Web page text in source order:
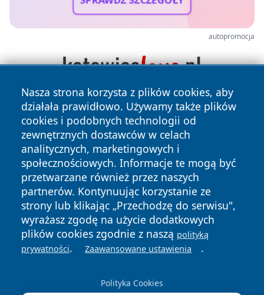
autopromocja
Nasza strona korzysta z plików cookies, aby
działała prawidłowo. Używamy także plików
cookies i podobnych technologii od
zewnętrznych dostawców w celach
analitycznych, marketingowych i
społecznościowych. Informacje te mogą być
przetwarzane również przez naszych
partnerów. Kontynuując korzystanie ze
strony lub klikając „Przechodzę do serwisu",
wyrażasz zgodę na użycie dodatkowych
plików cookies zgodnie z naszą polityką
prywatności. Zaawansowane ustawienia .
Polityka Cookies
Copyright © 2026 mojzgierz.pl Wszystkie prawa zastrzeżone.
News Autorzy
Polityka
Prywatności
Polityka
Cookies